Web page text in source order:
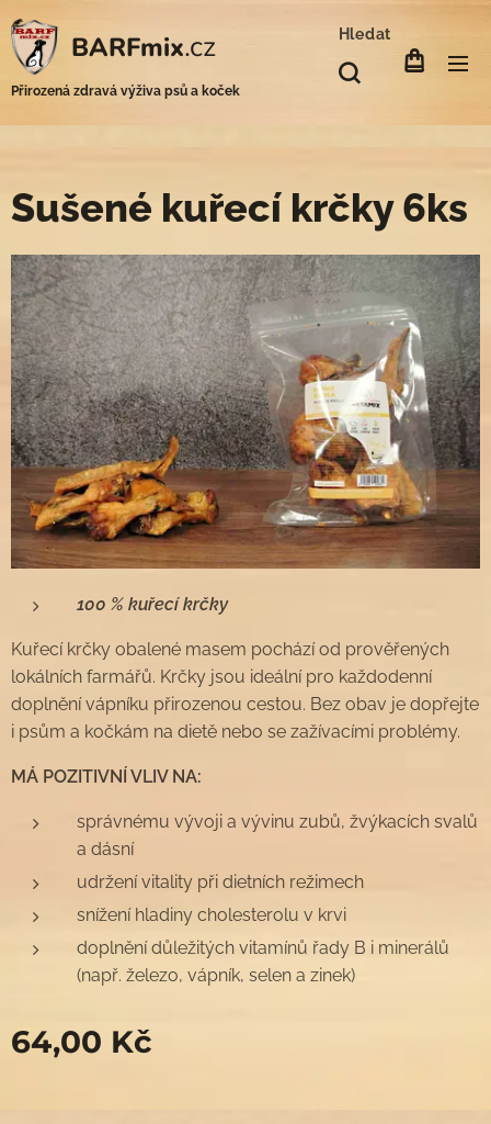
BARFmix.cz
Přirozená zdravá výživa psů a koček
Hledat
Sušené kuřecí krčky 6ks
100 % kuřecí krčky
Kuřecí krčky obalené masem pochází od prověřených
lokálních farmářů. Krčky jsou ideální pro každodenní
doplnění vápníku přirozenou cestou. Bez obav je dopřejte
i psům a kočkám na dietě nebo se zažívacími problémy.
MÁ POZITIVNÍ VLIV NA:
správnému vývoji a vývinu zubů, žvýkacích svalů
a dásní
udržení vitality při dietních režimech
snížení hladiny cholesterolu v krvi
doplnění důležitých vitamínů řady B i minerálů
(např. železo, vápník, selen a zinek)
64,00 Kč